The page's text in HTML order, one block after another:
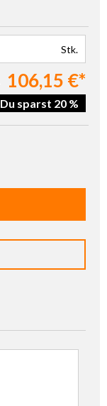
Stk.
106,15 €*
Du sparst 20 %